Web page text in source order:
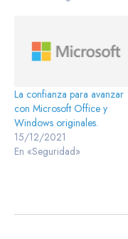
La confianza para avanzar
con Microsoft Office y
Windows originales.
15/12/2021
En «Seguridad»